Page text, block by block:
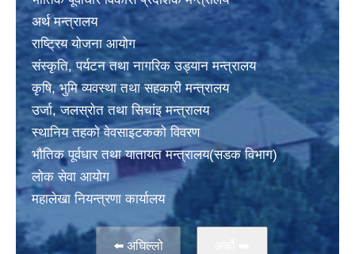
अर्थ मन्त्रालय
राष्ट्रिय योजना आयोग
संस्कृति, पर्यटन तथा नागरिक उड्यान मन्त्रालय
कृषि, भुमि व्यवस्था तथा सहकारी मन्त्रालय
उर्जा, जलस्राेत तथा सिचांइ मन्त्रालय
स्थानिय तहकाे वेवसाइटककाे विवरण
भाैतिक पूर्वधार तथा यातायत मन्त्रालय(सडक विभाग)
लाेक सेवा आयोग
महालेखा नियन्त्रणा कार्यालय
⬅️ अघिल्लो